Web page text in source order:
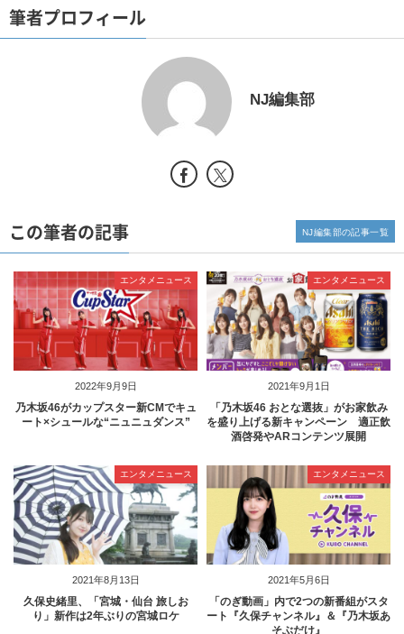
筆者プロフィール
NJ編集部
この筆者の記事
2022年9月9日
エンタメニュース
乃木坂46がカップスター新CMでキュ
ート×シュールな“ニュニュダンス”
2021年9月1日
エンタメニュース
「乃木坂46 おとな選抜」がお家飲み
を盛り上げる新キャンペーン 適正飲
酒啓発やARコンテンツ展開
2021年8月13日
エンタメニュース
久保史緒里、「宮城・仙台 旅しお
り」新作は2年ぶりの宮城ロケ
2021年5月6日
エンタメニュース
「のぎ動画」内で2つの新番組がスタ
ート『久保チャンネル』＆『乃木坂あ
そぶだけ』
NJ編集部の記事一覧